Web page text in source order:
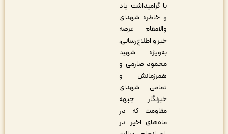
با گرامیداشت یاد
و خاطره شهدای
والامقام عرصه
خبر و اطلاع‌رسانی،
به‌ویژه شهید
محمود صارمی و
همرزمانش و
تمامی شهدای
خبرنگار جبهه
مقاومت که در
ماه‌های اخیر در